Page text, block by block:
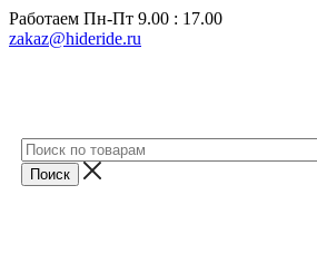
Работаем Пн-Пт 9.00 : 17.00
zakaz@hideride.ru